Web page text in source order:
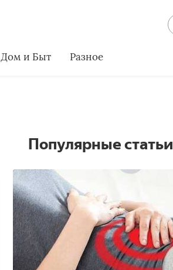
Дом и Быт Разное
Популярные статьи